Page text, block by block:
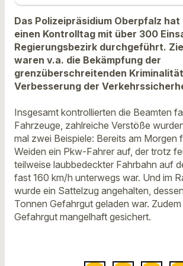
Das Polizeipräsidium Oberpfalz
einen Kontrolltag mit über 300
Regierungsbezirk durchgeführt.
waren v.a. die Bekämpfung der
grenzüberschreitenden
Verbesserung der
Insgesamt kontrollierten die Beamten
Fahrzeuge, zahlreiche Verstöße
mal zwei Beispiele: Bereits am Morgen
Weiden ein Pkw-Fahrer auf, der trotz
teilweise laubbedeckter Fahrbahn auf
fast 160 km/h unterwegs war. Und im
wurde ein Sattelzug angehalten,
Tonnen Gefahrgut geladen war.
Gefahrgut mangelhaft gesichert.